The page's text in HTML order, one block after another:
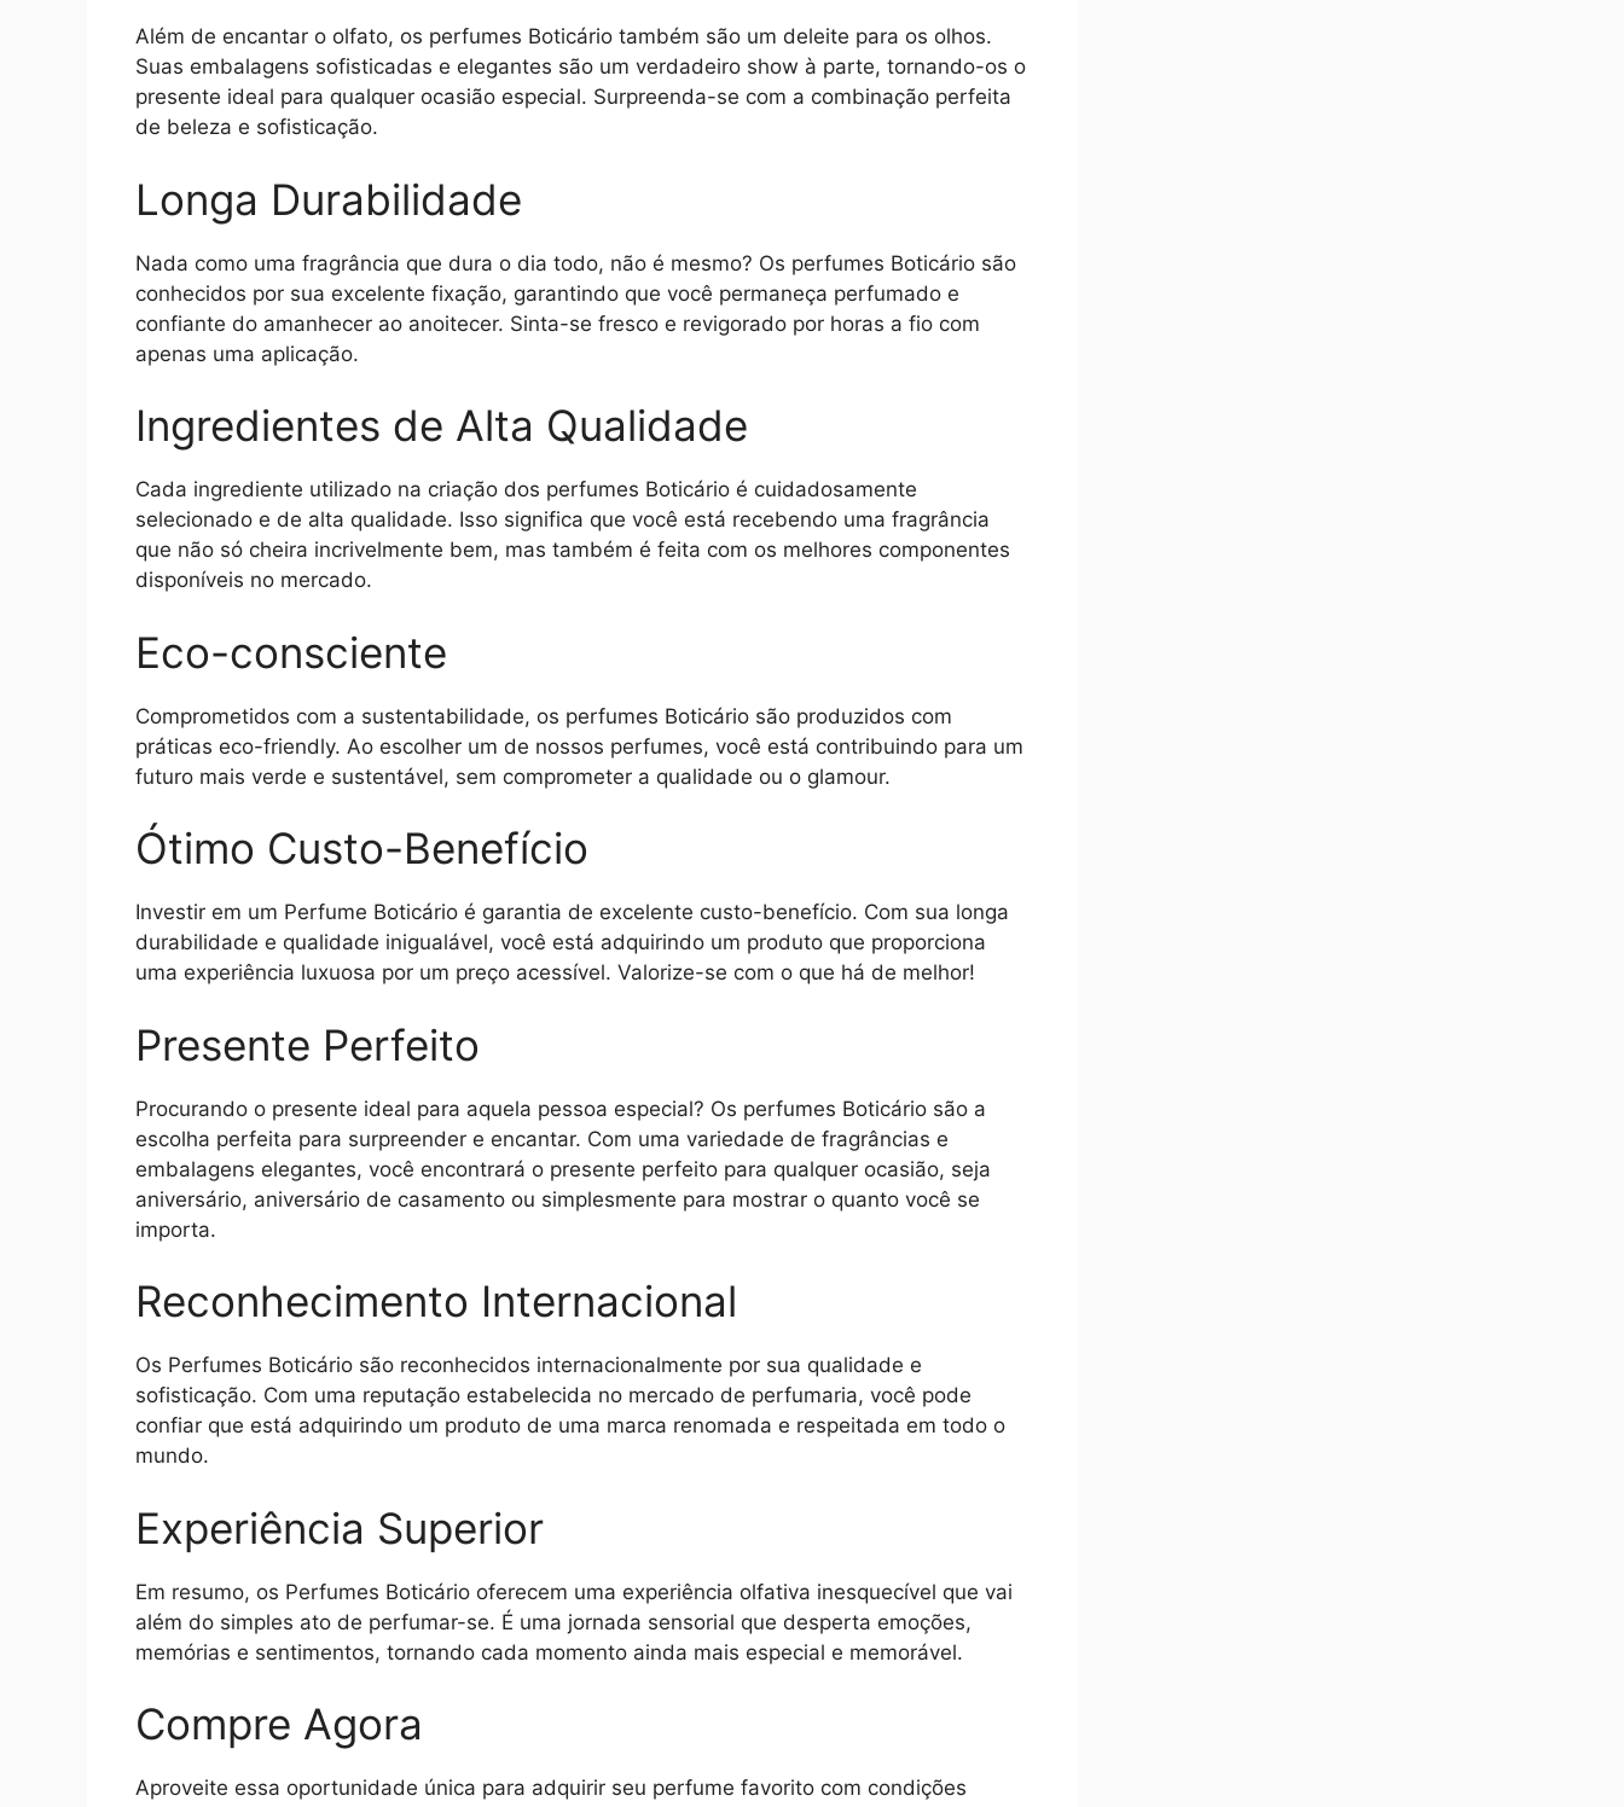
Além de encantar o olfato, os perfumes Boticário também são um deleite para os olhos.
Suas embalagens sofisticadas e elegantes são um verdadeiro show à parte, tornando-os o
presente ideal para qualquer ocasião especial. Surpreenda-se com a combinação perfeita
de beleza e sofisticação.
Longa Durabilidade
Nada como uma fragrância que dura o dia todo, não é mesmo? Os perfumes Boticário são
conhecidos por sua excelente fixação, garantindo que você permaneça perfumado e
confiante do amanhecer ao anoitecer. Sinta-se fresco e revigorado por horas a fio com
apenas uma aplicação.
Ingredientes de Alta Qualidade
Cada ingrediente utilizado na criação dos perfumes Boticário é cuidadosamente
selecionado e de alta qualidade. Isso significa que você está recebendo uma fragrância
que não só cheira incrivelmente bem, mas também é feita com os melhores componentes
disponíveis no mercado.
Eco-consciente
Comprometidos com a sustentabilidade, os perfumes Boticário são produzidos com
práticas eco-friendly. Ao escolher um de nossos perfumes, você está contribuindo para um
futuro mais verde e sustentável, sem comprometer a qualidade ou o glamour.
Ótimo Custo-Benefício
Investir em um Perfume Boticário é garantia de excelente custo-benefício. Com sua longa
durabilidade e qualidade inigualável, você está adquirindo um produto que proporciona
uma experiência luxuosa por um preço acessível. Valorize-se com o que há de melhor!
Presente Perfeito
Procurando o presente ideal para aquela pessoa especial? Os perfumes Boticário são a
escolha perfeita para surpreender e encantar. Com uma variedade de fragrâncias e
embalagens elegantes, você encontrará o presente perfeito para qualquer ocasião, seja
aniversário, aniversário de casamento ou simplesmente para mostrar o quanto você se
importa.
Reconhecimento Internacional
Os Perfumes Boticário são reconhecidos internacionalmente por sua qualidade e
sofisticação. Com uma reputação estabelecida no mercado de perfumaria, você pode
confiar que está adquirindo um produto de uma marca renomada e respeitada em todo o
mundo.
Experiência Superior
Em resumo, os Perfumes Boticário oferecem uma experiência olfativa inesquecível que vai
além do simples ato de perfumar-se. É uma jornada sensorial que desperta emoções,
memórias e sentimentos, tornando cada momento ainda mais especial e memorável.
Compre Agora
Aproveite essa oportunidade única para adquirir seu perfume favorito com condições